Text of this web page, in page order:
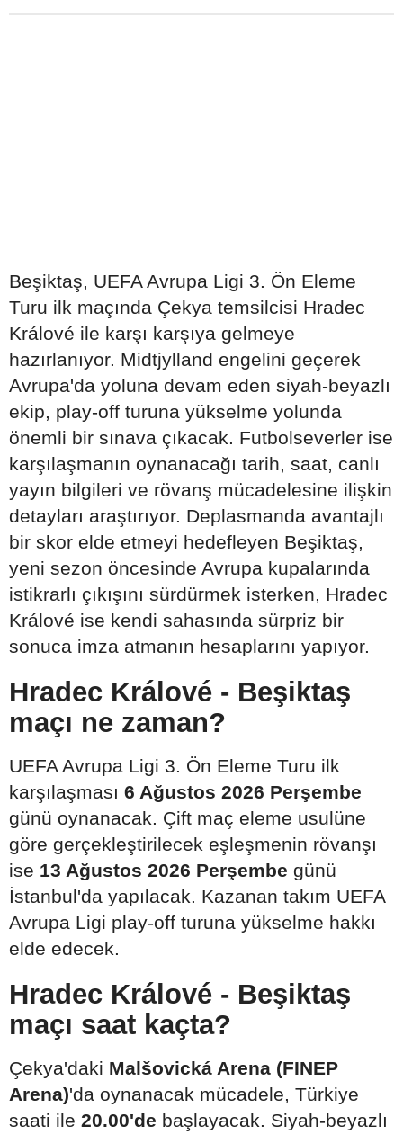
Beşiktaş, UEFA Avrupa Ligi 3. Ön Eleme
Turu ilk maçında Çekya temsilcisi Hradec
Králové ile karşı karşıya gelmeye
hazırlanıyor. Midtjylland engelini geçerek
Avrupa'da yoluna devam eden siyah-beyazlı
ekip, play-off turuna yükselme yolunda
önemli bir sınava çıkacak. Futbolseverler ise
karşılaşmanın oynanacağı tarih, saat, canlı
yayın bilgileri ve rövanş mücadelesine ilişkin
detayları araştırıyor. Deplasmanda avantajlı
bir skor elde etmeyi hedefleyen Beşiktaş,
yeni sezon öncesinde Avrupa kupalarında
istikrarlı çıkışını sürdürmek isterken, Hradec
Králové ise kendi sahasında sürpriz bir
sonuca imza atmanın hesaplarını yapıyor.
Hradec Králové - Beşiktaş
maçı ne zaman?
UEFA Avrupa Ligi 3. Ön Eleme Turu ilk
karşılaşması 6 Ağustos 2026 Perşembe
günü oynanacak. Çift maç eleme usulüne
göre gerçekleştirilecek eşleşmenin rövanşı
ise 13 Ağustos 2026 Perşembe günü
İstanbul'da yapılacak. Kazanan takım UEFA
Avrupa Ligi play-off turuna yükselme hakkı
elde edecek.
Hradec Králové - Beşiktaş
maçı saat kaçta?
Çekya'daki Malšovická Arena (FINEP
Arena)'da oynanacak mücadele, Türkiye
saati ile 20.00'de başlayacak. Siyah-beyazlı